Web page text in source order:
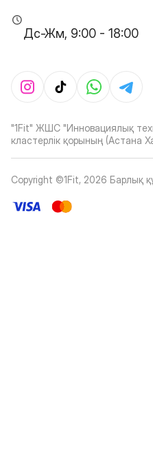
Дс-Жм, 9:00 - 18:00
"1Fit" ЖШС "Инновациялық
кластерлік қорының (Астана
Copyright ©1Fit, 2026 Барлық